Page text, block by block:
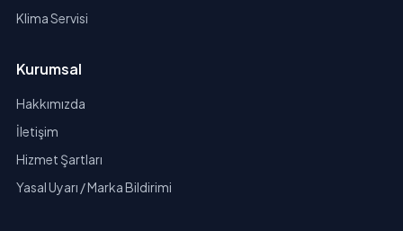
Klima Servisi
Kurumsal
Hakkımızda
İletişim
Hizmet Şartları
Yasal Uyarı / Marka Bildirimi